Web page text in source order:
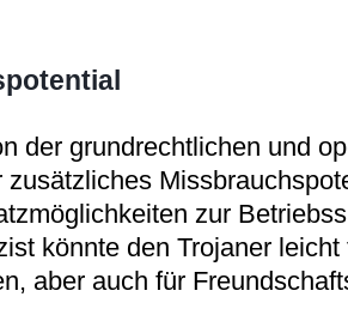
der grundrechtlichen und
zusätzliches
zur
könnte den Trojaner
aber auch für